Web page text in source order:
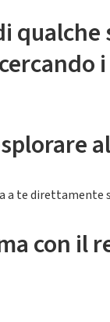
qualche
a te direttamente
con il